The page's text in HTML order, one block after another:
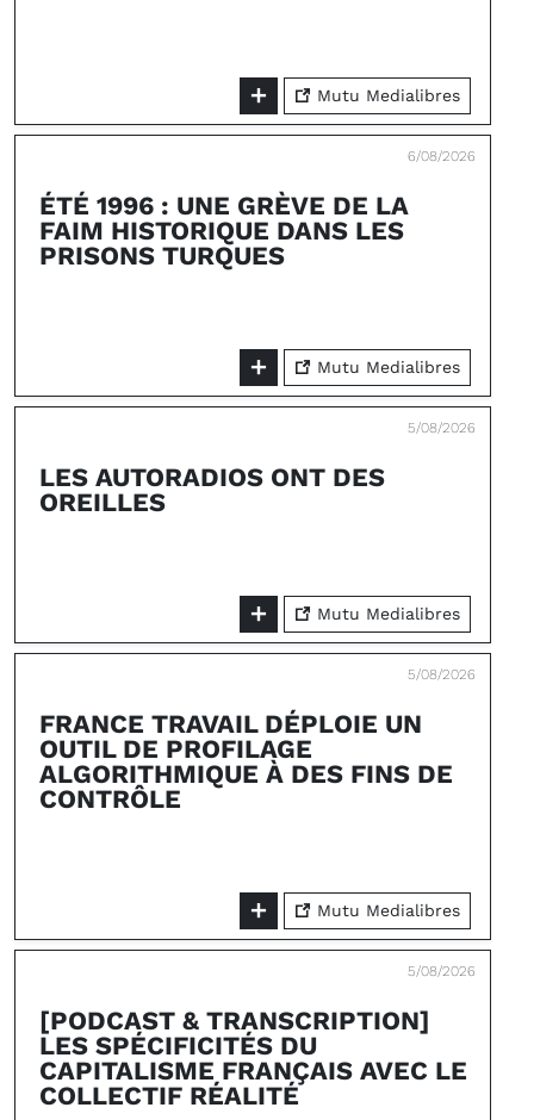
Mutu Medialibres
6/08/2026
ÉTÉ 1996 : UNE GRÈVE DE LA
FAIM HISTORIQUE DANS LES
PRISONS TURQUES
Mutu Medialibres
5/08/2026
LES AUTORADIOS ONT DES
OREILLES
Mutu Medialibres
5/08/2026
FRANCE TRAVAIL DÉPLOIE UN
OUTIL DE PROFILAGE
ALGORITHMIQUE À DES FINS DE
CONTRÔLE
Mutu Medialibres
5/08/2026
[PODCAST & TRANSCRIPTION]
LES SPÉCIFICITÉS DU
CAPITALISME FRANÇAIS AVEC LE
COLLECTIF RÉALITÉ